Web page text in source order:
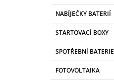
NABÍJEČKY BATERIÍ
STARTOVACÍ BOXY
SPOTŘEBNÍ BATERIE
FOTOVOLTAIKA